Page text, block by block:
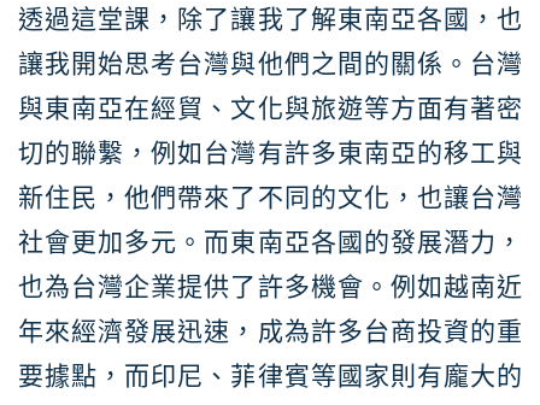
透過這堂課，除了讓我了解東南亞各國，也
讓我開始思考台灣與他們之間的關係。台灣
與東南亞在經貿、文化與旅遊等方面有著密
切的聯繫，例如台灣有許多東南亞的移工與
新住民，他們帶來了不同的文化，也讓台灣
社會更加多元。而東南亞各國的發展潛力，
也為台灣企業提供了許多機會。例如越南近
年來經濟發展迅速，成為許多台商投資的重
要據點，而印尼、菲律賓等國家則有龐大的